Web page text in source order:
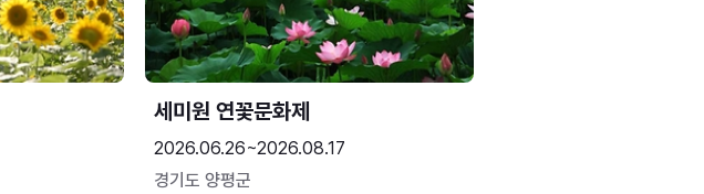
세미원 연꽃문화제
2026.06.26~2026.08.17
경기도 양평군